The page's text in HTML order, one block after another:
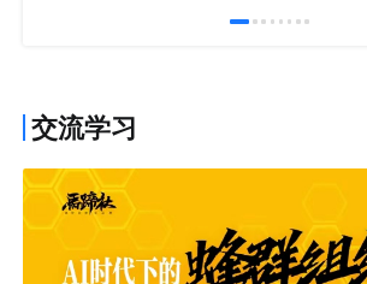
交流学习